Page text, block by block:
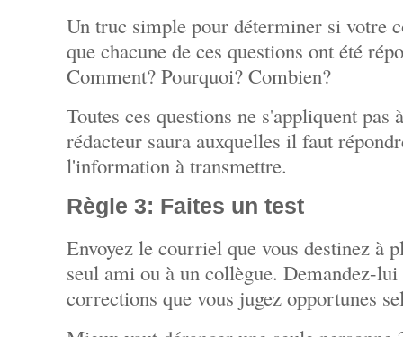
Un truc simple pour déterminer si votre
que chacune de ces questions ont été
Comment? Pourquoi? Combien?
Toutes ces questions ne s'appliquent
rédacteur saura auxquelles il faut
l'information à transmettre.
Règle 3: Faites un test
Envoyez le courriel que vous destinez à
seul ami ou à un collègue. Demandez-
corrections que vous jugez opportunes